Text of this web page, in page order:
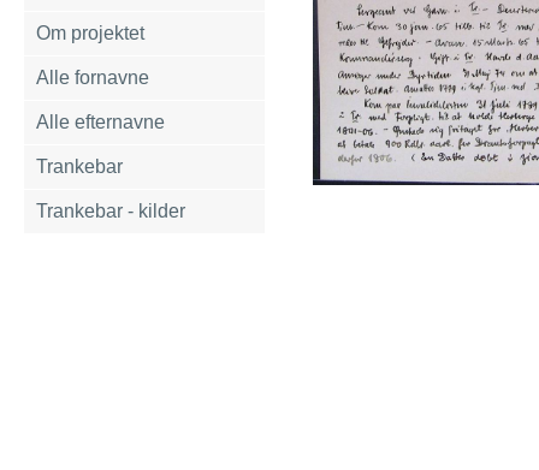
Om projektet
Alle fornavne
Alle efternavne
Trankebar
Trankebar - kilder